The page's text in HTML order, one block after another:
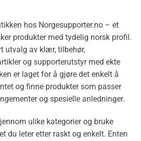
hos Norgesupporter.no – et
produkter med tydelig norsk profil.
utvalg av klær, tilbehør,
og supporterutstyr med ekte
er laget for å gjøre det enkelt å
og finne produkter som passer
og spesielle anledninger.
ulike kategorier og bruke
du leter etter raskt og enkelt. Enten